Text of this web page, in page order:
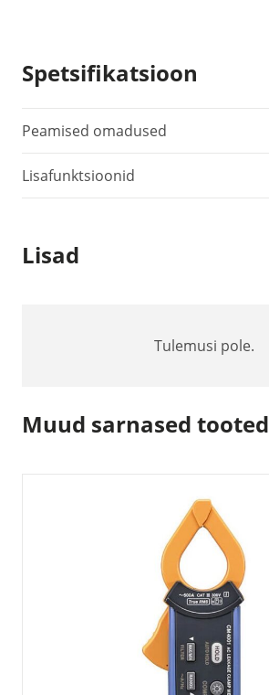
Spetsifikatsioon
Peamised omadused
Lisafunktsioonid
Lisad
Tulemusi pole.
Muud sarnased tooted